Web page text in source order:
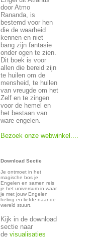
door Atmo
Rananda, is
bestemd voor hen
die de waarheid
kennen en niet
bang zijn fantasie
onder ogen te zien.
Dit boek is voor
allen die bereid zijn
te huilen om de
mensheid, te huilen
van vreugde om het
Zelf en te zingen
voor de hemel en
het bestaan van
ware engelen.
Bezoek onze webwinkel....
Download Sectie
Je ontmoet in het
magische bos je
Engelen en samen reis
je het universum in waar
je met jouw Engelen
heling en liefde naar de
wereld stuurt.
Kijk in de download
sectie naar
de visualisaties